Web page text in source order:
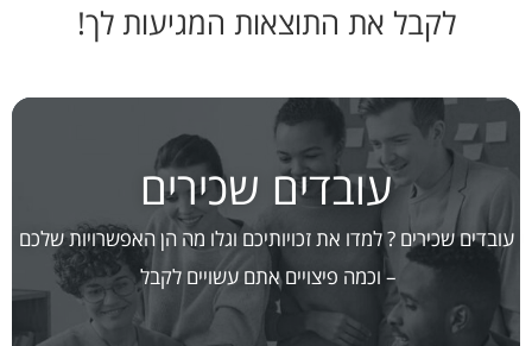
לקבל את התוצאות המגיעות לך!
עובדים שכירים ? למדו את זכויותיכם וגלו מה הן האפשרויות שלכם
– וכמה פיצויים אתם עשויים לקבל
עובדים שכירים